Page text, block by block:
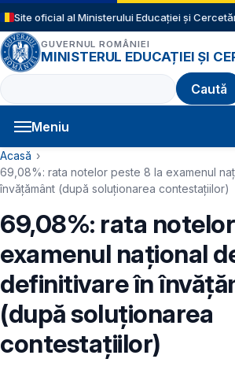
Sari la conținutul principal
Site oficial al Ministerului Educației și
GUVERNUL ROMÂNIEI
MINISTERUL EDUCAȚIEI ȘI
Caută
Meniu
Navigație principală
Cale de navigare
Acasă
69,08%: rata notelor peste 8 la examenul
învăţământ (după soluţionarea contestaţiilor)
69,08%: rata
examenul naţional
definitivare în
(după soluţionarea
contestaţiilor)